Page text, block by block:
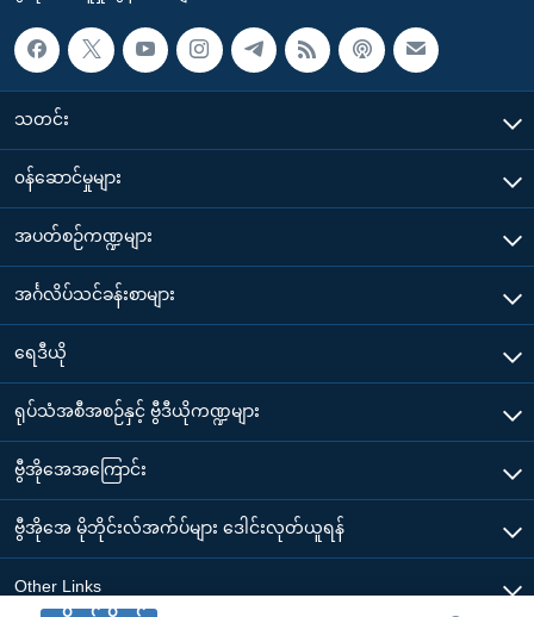
သတင်း
၀န်ဆောင်မှုများ
အပတ်စဉ်ကဏ္ဍများ
အင်္ဂလိပ်သင်ခန်းစာများ
ရေဒီယို
ရုပ်သံအစီအစဉ်နှင့် ဗွီဒီယိုကဏ္ဍများ
ဗွီအိုအေအကြောင်း
ဗွီအိုအေ မိုဘိုင်းလ်အက်ပ်များ ဒေါင်းလုတ်ယူရန်
Other Links